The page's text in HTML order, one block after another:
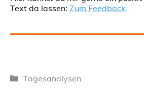
Text da lassen: Zum Feedback
Kategorien
Tagesanalysen